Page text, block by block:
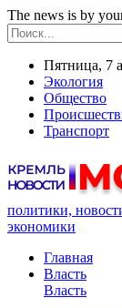
The news is by
Пятница, 7
Экология
Общество
Транспорт
политики,
экономики
Главная
Власть
Власть